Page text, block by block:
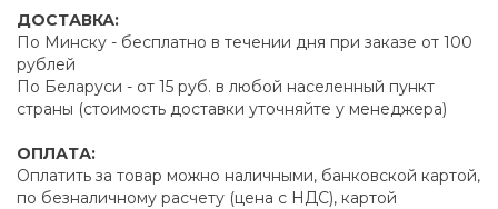
ДОСТАВКА:
По Минску - бесплатно в течении дня при заказе от 100
рублей
По Беларуси - от 15 руб. в любой населенный пункт
страны (стоимость доставки уточняйте у менеджера)
ОПЛАТА:
Оплатить за товар можно наличными, банковской картой,
по безналичному расчету (цена с НДС), картой